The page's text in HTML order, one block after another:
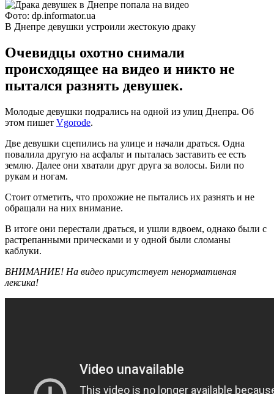
Фото: dp.informator.ua
В Днепре девушки устроили жестокую драку
Очевидцы охотно снимали
происходящее на видео и никто не
пытался разнять девушек.
Молодые девушки подрались на одной из улиц Днепра. Об
этом пишет Vgorode.
Две девушки сцепились на улице и начали драться. Одна
повалила другую на асфальт и пыталась заставить ее есть
землю. Далее они хватали друг друга за волосы. Били по
рукам и ногам.
Стоит отметить, что прохожие не пытались их разнять и не
обращали на них внимание.
В итоге они перестали драться, и ушли вдвоем, однако были с
растрепанными прическами и у одной были сломаны
каблуки.
ВНИМАНИЕ! На видео присутствует ненормативная
лексика!